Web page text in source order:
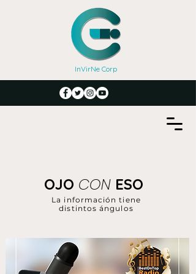
InVirNe Corp
La información tiene
distintos ángulos
OJO CON ESO